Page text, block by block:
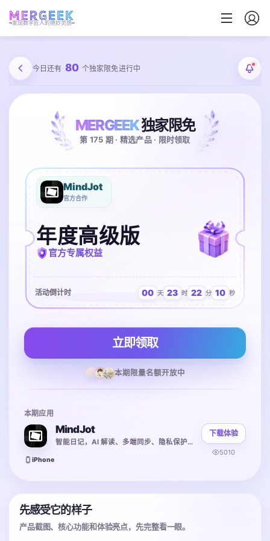
发现数字匠人的绝妙灵感
今日还有 80 个独家限免进行中
MERGEEK独家限免
第 175 期 · 精选产品 · 限时领取
MindJot
官方合作
年度高级版
官方专属权益
活动倒计时 00 天 23 时 22 分 10 秒
立即领取
本期限量名额开放中
本期应用
MindJot
智能日记，AI 解读、多端同步、隐私保护强
iPhone
下载体验
5010
先感受它的样子
产品截图、核心功能和体验亮点，先完整看一眼。